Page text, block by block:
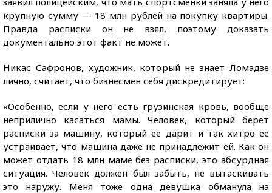
крупную сумму — 18 млн рублей на покупку квартиры.
Правда расписки он не взял, поэтому доказать
документально этот факт не может.
Никас Сафронов, художник, который не знает Ломадзе
лично, считает, что бизнесмен себя дискредитирует:
«Особенно, если у него есть грузинская кровь, вообще
неприлично касаться мамы. Человек, который берет
расписки за машину, который ее дарит и так хитро ее
устраивает, что машина даже не принадлежит ей. Как он
может отдать 18 млн маме без расписки, это абсурдная
ситуация. Человек должен был забыть, не вытаскивать
это наружу. Меня тоже одна девушка обманула на